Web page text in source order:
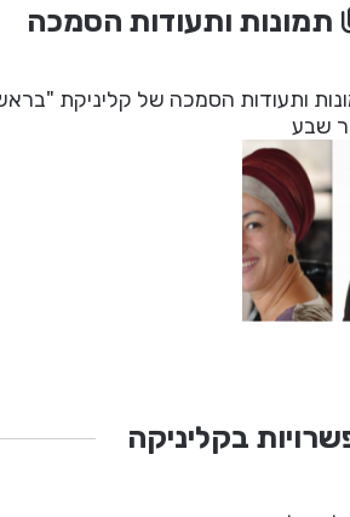
תמונות ותעודות הסמכה
ותעודות הסמכה של קליניקת
שבע
בקליניקה